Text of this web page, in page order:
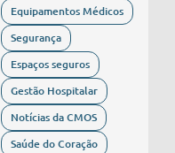
Equipamentos Médicos
Segurança
Espaços seguros
Gestão Hospitalar
Notícias da CMOS
Saúde do Coração